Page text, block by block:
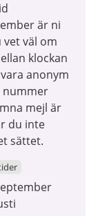
är ni
vet väl om
klockan
anonym
nummer
mejl är
du inte
sättet.